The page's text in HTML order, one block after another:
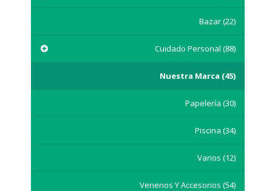
Bazar(22)
Cuidado Personal(88)
Nuestra Marca (45)
Papelería(30)
Piscina(34)
Varios(12)
Venenos Y Accesorios(54)